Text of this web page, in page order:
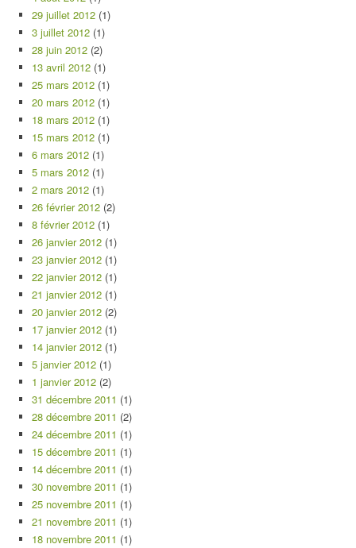
29 juillet 2012 (1)
3 juillet 2012 (1)
28 juin 2012 (2)
13 avril 2012 (1)
25 mars 2012 (1)
20 mars 2012 (1)
18 mars 2012 (1)
15 mars 2012 (1)
6 mars 2012 (1)
5 mars 2012 (1)
2 mars 2012 (1)
26 février 2012 (2)
8 février 2012 (1)
26 janvier 2012 (1)
23 janvier 2012 (1)
22 janvier 2012 (1)
21 janvier 2012 (1)
20 janvier 2012 (2)
17 janvier 2012 (1)
14 janvier 2012 (1)
5 janvier 2012 (1)
1 janvier 2012 (2)
31 décembre 2011 (1)
28 décembre 2011 (2)
24 décembre 2011 (1)
15 décembre 2011 (1)
14 décembre 2011 (1)
30 novembre 2011 (1)
25 novembre 2011 (1)
21 novembre 2011 (1)
18 novembre 2011 (1)